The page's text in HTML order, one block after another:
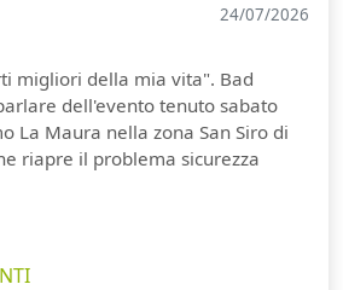
24/07/2026
migliori della mia vita". Bad
dell'evento tenuto sabato
La Maura nella zona San Siro di
riapre il problema sicurezza